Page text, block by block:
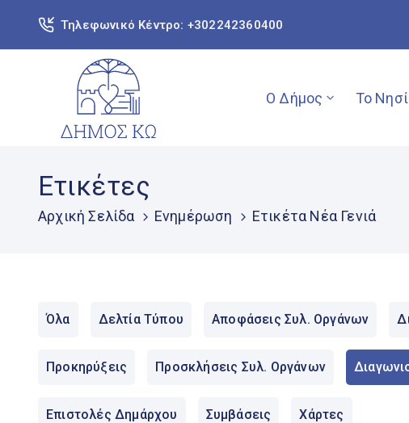
Τηλεφωνικό Κέντρο: +302242360400
Ο Δήμος Το Νησί
Ετικέτες
Αρχική Σελίδα Ενημέρωση Ετικέτα Νέα Γενιά
Όλα Δελτία Τύπου Αποφάσεις Συλ. Οργάνων
Προκηρύξεις Προσκλήσεις Συλ. Οργάνων
Επιστολές Δημάρχου Συμβάσεις Χάρτες